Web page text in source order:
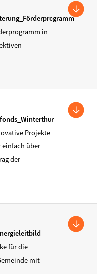
in
Projekte
einfach über
der
für die
mit